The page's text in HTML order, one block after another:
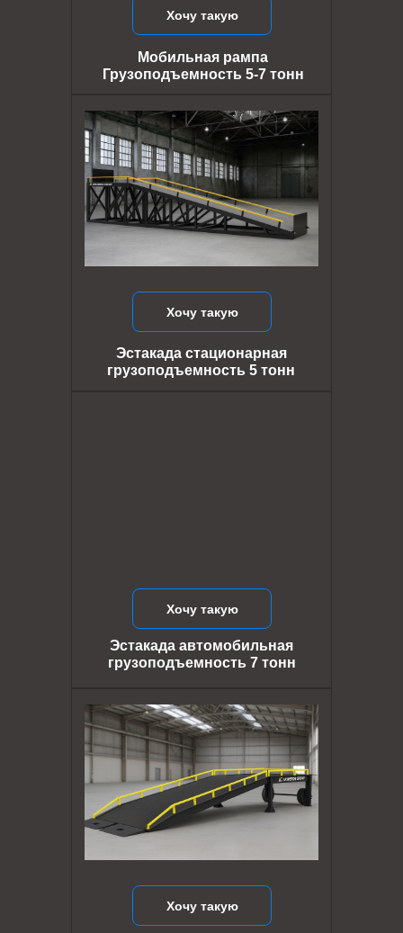
Хочу такую
Хочу такую
Эстакада автомобильная
грузоподъемность 7 тонн
Хочу такую
Эстакада стационарная
грузоподъемность 5 тонн
Хочу такую
Мобильная рампа
Грузоподъемность 5-7 тонн